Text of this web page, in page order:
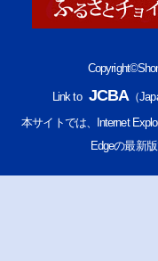
Link to JCBA（
本サイトでは、Internet
Edgeの最新